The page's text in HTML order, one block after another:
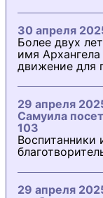
30 апреля
Более двух
имя
движение
29 апреля
Самуила
103
Воспитанники
29 апреля